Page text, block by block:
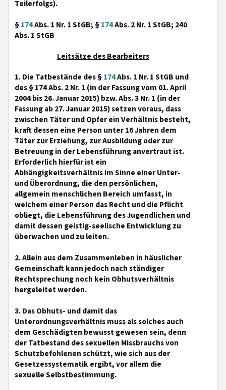
Teilerfolgs).
§174Abs. 1 Nr. 1 StGB; §174Abs. 2 Nr. 1 StGB; 240
Abs. 1 StGB
Leitsätze des Bearbeiters
1. Die Tatbestände des §174Abs. 1 Nr. 1 StGB und
des § 174 Abs. 2 Nr. 1 (in der Fassung vom 01. April
2004 bis 26. Januar 2015) bzw. Abs. 3 Nr. 1 (in der
Fassung ab 27. Januar 2015) setzen voraus, dass
zwischen Täter und Opfer ein Verhältnis besteht,
kraft dessen eine Person unter 16 Jahren dem
Täter zur Erziehung, zur Ausbildung oder zur
Betreuung in der Lebensführung anvertraut ist.
Erforderlich hierfür ist ein
Abhängigkeitsverhältnis im Sinne einer Unter-
und Überordnung, die den persönlichen,
allgemein menschlichen Bereich umfasst, in
welchem einer Person das Recht und die Pflicht
obliegt, die Lebensführung des Jugendlichen und
damit dessen geistig-seelische Entwicklung zu
überwachen und zu leiten.
2. Allein aus dem Zusammenleben in häuslicher
Gemeinschaft kann jedoch nach ständiger
Rechtsprechung noch kein Obhutsverhältnis
hergeleitet werden.
3. Das Obhuts- und damit das
Unterordnungsverhältnis muss als solches auch
dem Geschädigten bewusst gewesen sein, denn
der Tatbestand des sexuellen Missbrauchs von
Schutzbefohlenen schützt, wie sich aus der
Gesetzessystematik ergibt, vor allem die
sexuelle Selbstbestimmung.